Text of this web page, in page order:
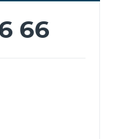
66